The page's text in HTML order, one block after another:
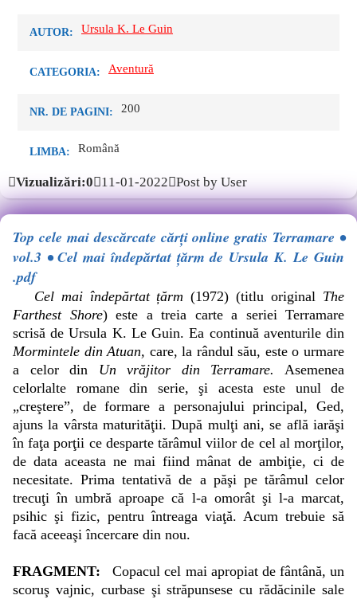
AUTOR: Ursula K. Le Guin
CATEGORIA: Aventură
NR. DE PAGINI: 200
LIMBA: Română
Vizualizări:0 11-01-2022 Post by User
Top cele mai descărcate cărți online gratis Terramare •
vol.3 • Cel mai îndepărtat ţărm de Ursula K. Le Guin
.pdf
Cel mai îndepărtat țărm (1972) (titlu original The
Farthest Shore) este a treia carte a seriei Terramare
scrisă de Ursula K. Le Guin. Ea continuă aventurile din
Mormintele din Atuan, care, la rândul său, este o urmare
a celor din Un vrăjitor din Terramare.
Asemenea
celorlalte romane din serie, şi acesta este unul de
„creştere”, de formare a personajului principal, Ged,
ajuns la vârsta maturităţii. După mulţi ani, se află iarăşi
în faţa porţii ce desparte tărâmul viilor de cel al morţilor,
de data aceasta ne mai fiind mânat de ambiţie, ci de
necesitate. Prima tentativă de a păşi pe tărâmul celor
trecuţi în umbră aproape că l-a omorât şi l-a marcat,
psihic şi fizic, pentru întreaga viaţă. Acum trebuie să
facă aceeaşi încercare din nou.
FRAGMENT: Copacul cel mai apropiat de fântână, un
scoruş vajnic, curbase şi străpunsese cu rădăcinile sale